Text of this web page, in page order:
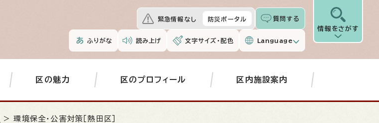
緊急情報なし 防災ポータル 質問する
ふりがな 読み上げ 文字サイズ・配色 Language
情報をさがす
区の魅力 区のプロフィール 区内施設案内
> 環境保全・公害対策［熱田区］